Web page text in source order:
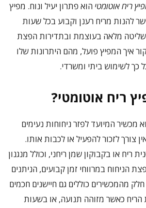
ריח אוטומטי הוא פתרון יעיל ונוח. מפיץ
להנות מריח רענן וקבוע בכל שעות
שליטה מלאה בעוצמת ובתדירות הפצת
איך המפיץ פועל, מהם היתרונות שלו
כך לשימוש ביתי ומשרדי.
ריח אוטומטי?
מכשיר המיועד לפזר ניחוחות נעימים
צורך לזכור להפעיל או לכבות אותו.
ריח או בקבוקון שמן ריחני, וכולל מנגנון
הניחוח במרווחי זמן קבועים, הניתנים
מהמכשירים כוללים גם חיישנים חכמים
כאשר מזוהה תנועה, או בשעות